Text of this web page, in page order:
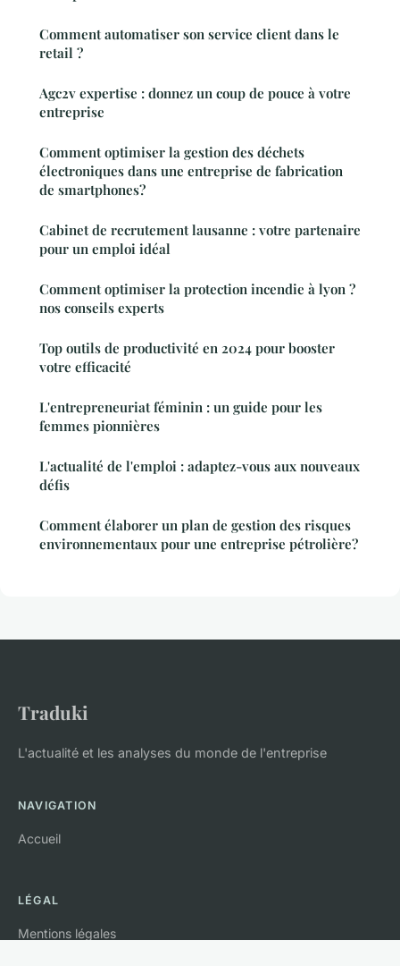
Comment automatiser son service client dans le
retail ?
Agc2v expertise : donnez un coup de pouce à votre
entreprise
Comment optimiser la gestion des déchets
électroniques dans une entreprise de fabrication
de smartphones?
Cabinet de recrutement lausanne : votre partenaire
pour un emploi idéal
Comment optimiser la protection incendie à lyon ?
nos conseils experts
Top outils de productivité en 2024 pour booster
votre efficacité
L'entrepreneuriat féminin : un guide pour les
femmes pionnières
L'actualité de l'emploi : adaptez-vous aux nouveaux
défis
Comment élaborer un plan de gestion des risques
environnementaux pour une entreprise pétrolière?
Traduki
L'actualité et les analyses du monde de l'entreprise
NAVIGATION
Accueil
LÉGAL
Mentions légales